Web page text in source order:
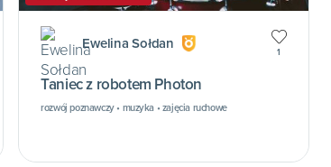
Ewelina Sołdan
1
Taniec z robotem Photon
rozwój poznawczy • muzyka • zajęcia ruchowe